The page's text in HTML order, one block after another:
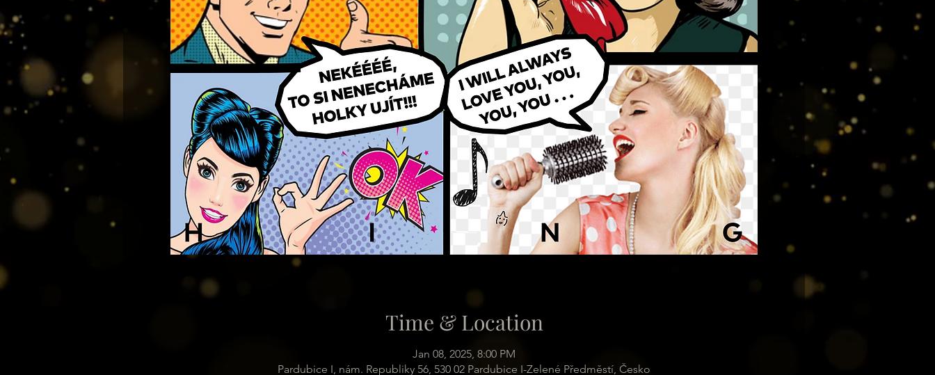
Time & Location
Jan 08, 2025, 8:00 PM
Pardubice I, nám. Republiky 56, 530 02 Pardubice I-Zelené Předměstí, Česko